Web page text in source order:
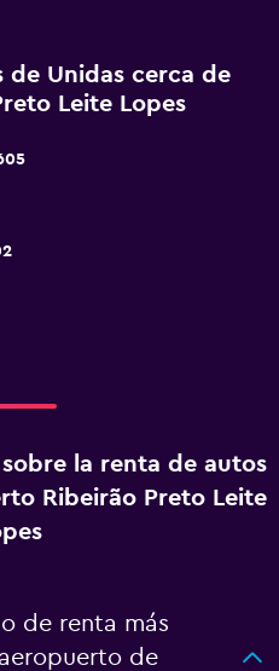
de Unidas cerca de
Leite Lopes
la renta de autos
Ribeirão Preto Leite
de renta más
de